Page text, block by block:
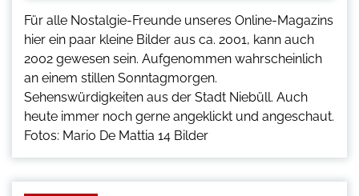
Für alle Nostalgie-Freunde unseres Online-Magazins
hier ein paar kleine Bilder aus ca. 2001, kann auch
2002 gewesen sein. Aufgenommen wahrscheinlich
an einem stillen Sonntagmorgen.
Sehenswürdigkeiten aus der Stadt Niebüll. Auch
heute immer noch gerne angeklickt und angeschaut.
Fotos: Mario De Mattia 14 Bilder